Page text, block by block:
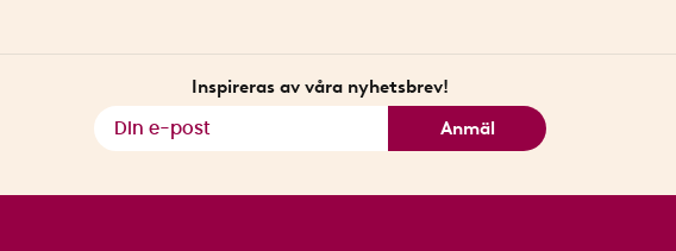
Inspireras av våra nyhetsbrev!
Anmäl